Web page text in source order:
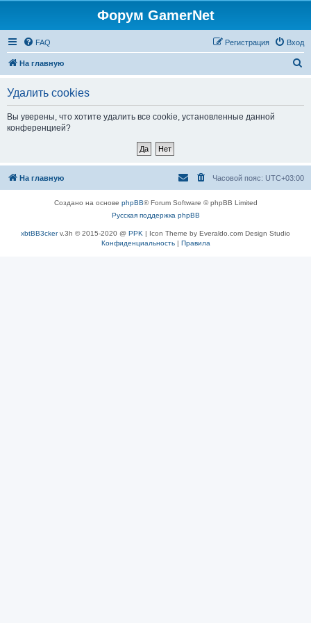
Форум GamerNet
FAQ Вход
Регистрация
На главную
Удалить cookies
Вы уверены, что хотите удалить все cookie, установленные данной
конференцией?
На главную Часовой пояс: UTC+03:00
Создано на основе phpBB® Forum Software © phpBB Limited
Русская поддержка phpBB
xbtBB3ckerv.3h © 2015-2020 @ PPK | Icon Theme by Everaldo.com Design Studio
Конфиденциальность| Правила